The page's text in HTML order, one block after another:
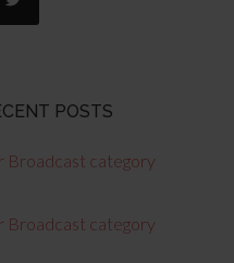
POSTS
Broadcast category
Broadcast category